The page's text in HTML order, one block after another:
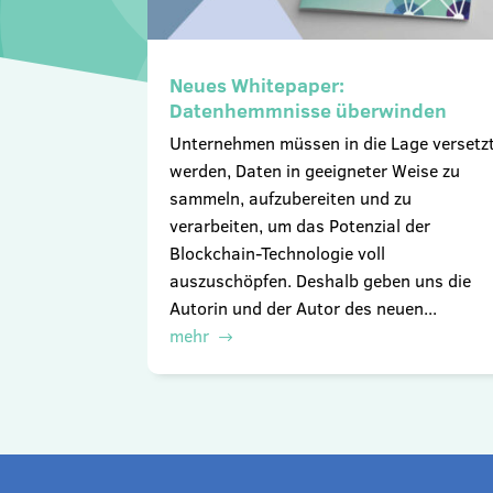
Neues Whitepaper:
Datenhemmnisse überwinden
Unternehmen müssen in die Lage
werden, Daten in geeigneter Weise zu
sammeln, aufzubereiten und zu
verarbeiten, um das Potenzial der
Blockchain-Technologie voll
auszuschöpfen. Deshalb geben uns die
Autorin und der Autor des neuen...
mehr